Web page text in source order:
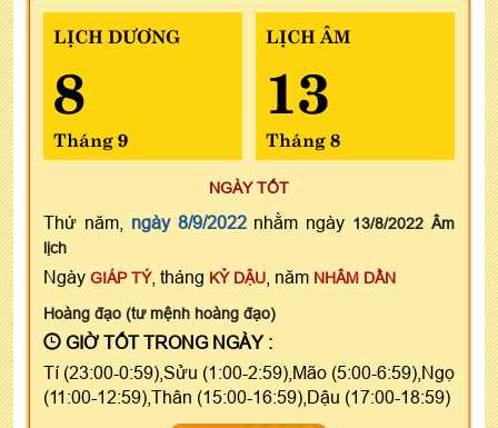
LỊCH DƯƠNG
8
Tháng 9
LỊCH ÂM
13
Tháng 8
NGÀY TỐT
Thứ năm, ngày 8/9/2022nhằm ngày 13/8/2022 Âm
lịch
Ngày GIÁP TÝ, tháng KỶ DẬU , năm NHÂM DẦN
Hoàng đạo (tư mệnh hoàng đạo)
GIỜ TỐT TRONG NGÀY :
Tí (23:00-0:59),Sửu (1:00-2:59),Mão (5:00-6:59),Ngọ
(11:00-12:59),Thân (15:00-16:59),Dậu (17:00-18:59)